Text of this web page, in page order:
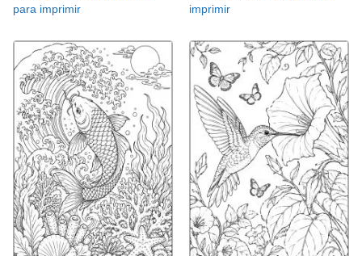
para imprimir
imprimir